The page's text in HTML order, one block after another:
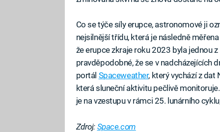
Co se týče síly erupce, astronomové ji
nejsilnější třídu, která je následně
že erupce zkraje roku 2023 byla jednou
pravděpodobné, že se v nadcházejících
portál Spaceweather, který vychází z dat
která sluneční aktivitu pečlivě
je na vzestupu v rámci 25. lunárního
Zdroj: Space.com